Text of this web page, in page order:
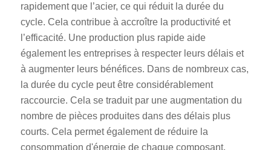
rapidement que l’acier, ce qui réduit la durée du
cycle. Cela contribue à accroître la productivité et
l’efficacité. Une production plus rapide aide
également les entreprises à respecter leurs délais et
à augmenter leurs bénéfices. Dans de nombreux cas,
la durée du cycle peut être considérablement
raccourcie. Cela se traduit par une augmentation du
nombre de pièces produites dans des délais plus
courts. Cela permet également de réduire la
consommation d'énergie de chaque composant.